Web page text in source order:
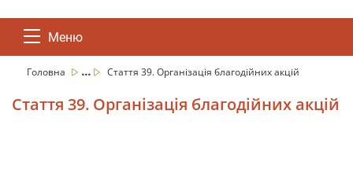
Меню
Головна ... Стаття 39. Організація благодійних акцій
Стаття 39. Організація благодійних акцій